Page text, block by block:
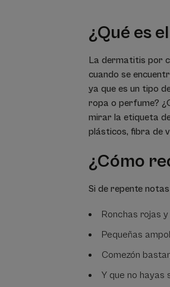
¿Qué es
La dermatitis por
cuando se
ya que es un tipo
ropa o perfume?
mirar la etiqueta
plásticos, fibra de
¿Cómo
Si de repente
Ronchas rojas
Pequeñas
Comezón
Y que no hayas